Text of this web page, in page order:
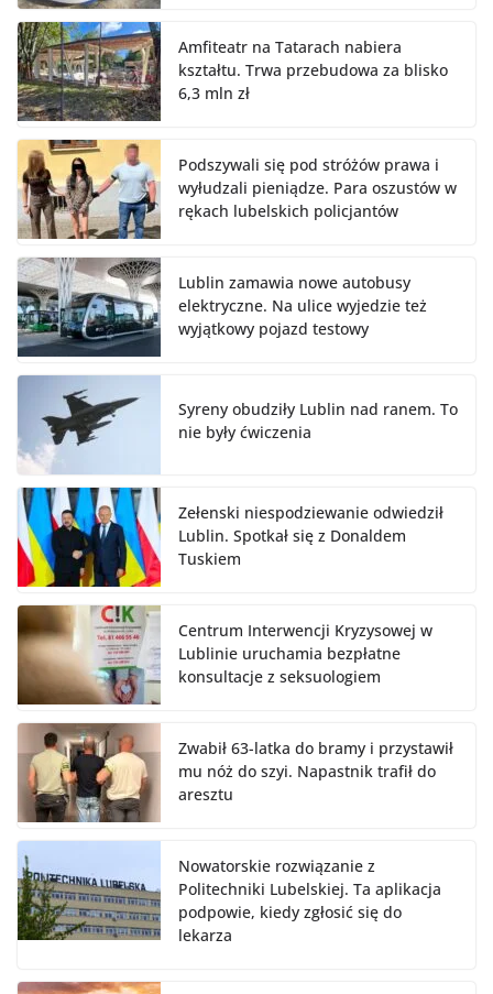
Amfiteatr na Tatarach nabiera
kształtu. Trwa przebudowa za blisko
6,3 mln zł
Podszywali się pod stróżów prawa i
wyłudzali pieniądze. Para oszustów w
rękach lubelskich policjantów
Lublin zamawia nowe autobusy
elektryczne. Na ulice wyjedzie też
wyjątkowy pojazd testowy
Syreny obudziły Lublin nad ranem. To
nie były ćwiczenia
Zełenski niespodziewanie odwiedził
Lublin. Spotkał się z Donaldem
Tuskiem
Centrum Interwencji Kryzysowej w
Lublinie uruchamia bezpłatne
konsultacje z seksuologiem
Zwabił 63-latka do bramy i przystawił
mu nóż do szyi. Napastnik trafił do
aresztu
Nowatorskie rozwiązanie z
Politechniki Lubelskiej. Ta aplikacja
podpowie, kiedy zgłosić się do
lekarza